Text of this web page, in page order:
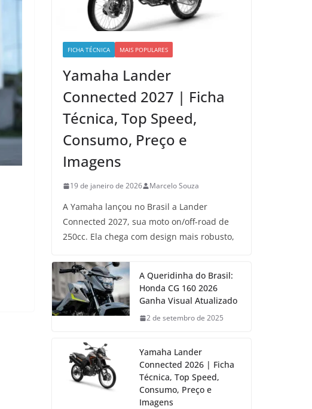
FICHA TÉCNICA MAIS POPULARES
Yamaha Lander
Connected 2027 | Ficha
Técnica, Top Speed,
Consumo, Preço e
Imagens
19 de janeiro de 2026 Marcelo Souza
A Yamaha lançou no Brasil a Lander
Connected 2027, sua moto on/off-road de
250cc. Ela chega com design mais robusto,
A Queridinha do Brasil:
Honda CG 160 2026
Ganha Visual Atualizado
2 de setembro de 2025
Yamaha Lander
Connected 2026 | Ficha
Técnica, Top Speed,
Consumo, Preço e
Imagens